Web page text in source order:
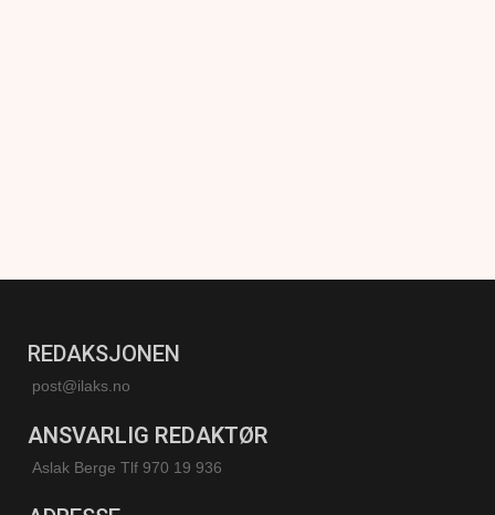
REDAKSJONEN
post@ilaks.no
ANSVARLIG REDAKTØR
Aslak Berge Tlf 970 19 936